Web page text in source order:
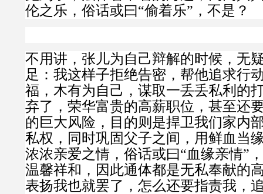
伦之乐，俗话或曰“偷着乐”，不是？
不用讲，张儿为自己辩解的时候，无
足：我这样子拒绝告密，帮他追求行
福，木有为自己，谋取一丢丢私利的
弃了，荣华富贵的高薪职位，甚至还
的巨大风险，目的则是捍卫我们家内
私权，同时巩固父子之间，用鲜血当
浓浓亲爱之情，俗话或曰“血缘亲情”
温馨祥和，因此通体都是无私奉献的
表扬我也就罢了，怎么还要指责我，